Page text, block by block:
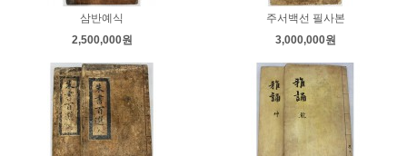
삼반예식
2,500,000원
주서백선 필사본
3,000,000원